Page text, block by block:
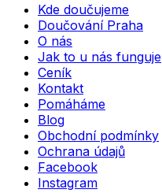
Kde doučujeme
Doučování Praha
O nás
Jak to u nás funguje
Ceník
Kontakt
Pomáháme
Blog
Obchodní podmínky
Ochrana údajů
Facebook
Instagram